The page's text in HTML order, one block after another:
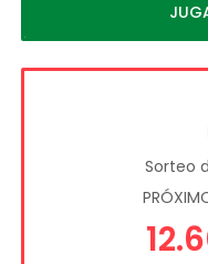
Sorteo